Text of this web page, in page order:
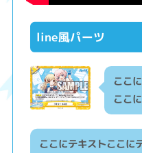
line風パーツ
ここ
ここ
ここにテキストここに